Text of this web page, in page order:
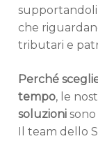
che
tributari e
Perché
tempo, le
soluzionisono
Il team dello